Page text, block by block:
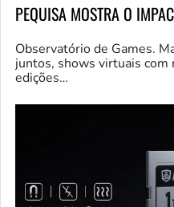
PEQUISA MOSTRA O
Observatório de Games.
juntos, shows virtuais com
edições…